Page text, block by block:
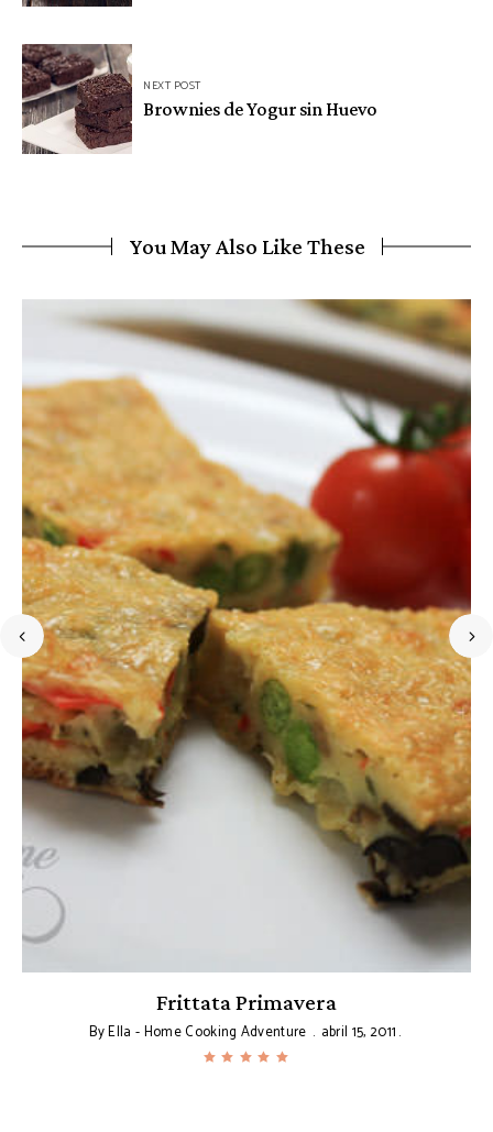
NEXT POST
Brownies de Yogur sin Huevo
You May Also Like These
Frittata Primavera
ByElla - Home Cooking Adventure abril 15, 2011